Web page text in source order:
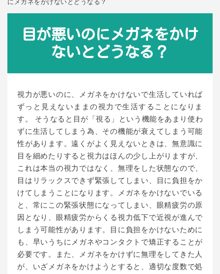
にメガネをかけないとどうなる？
目が悪いのにメガネをかけ
ないとどうなる？
視力が悪いのに、メガネをかけないで生活していれば
ずっと見えないままの視力で生活することになりま
す。 そうなると目が「視る」という機能をあまり使わ
ずに生活してしまう為、その機能が衰えてしまう可能
性があります。遠くがよく見えないときは、無意識に
目を細めたりすると視力はほんの少し上がりますが、
これは本当の視力ではなく、無理をした状態なので、
目はリラックスできず緊張してしまい、目に負担をか
けてしまうことになります。メガネをかけないでいる
と、常にこの緊張状態になってしまい、眼精疲労の原
因となり、眼精疲労からくる視力低下で近視が進んで
しまう可能性があります。目に負担をかけないために
も、早いうちにメガネやコンタクトで矯正することが
必要です。また、メガネをかけずに無理をしてきた人
が、いざメガネをかけようとすると、適切な度数で処